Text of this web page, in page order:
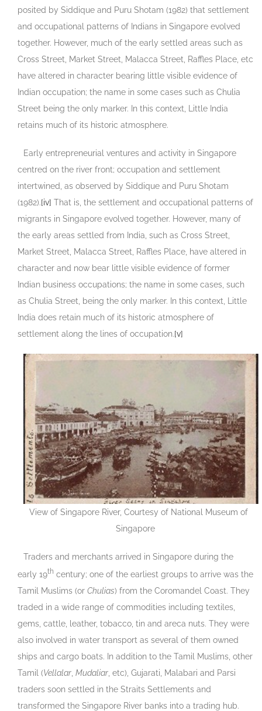
posited by Siddique and Puru Shotam (1982) that settlement
and occupational patterns of Indians in Singapore evolved
together. However, much of the early settled areas such as
Cross Street, Market Street, Malacca Street, Raffles Place, etc
have altered in character bearing little visible evidence of
Indian occupation; the name in some cases such as Chulia
Street being the only marker. In this context, Little India
retains much of its historic atmosphere.
Early entrepreneurial ventures and activity in Singapore
centred on the river front; occupation and settlement
intertwined, as observed by Siddique and Puru Shotam
(1982).[iv] That is, the settlement and occupational patterns of
migrants in Singapore evolved together. However, many of
the early areas settled from India, such as Cross Street,
Market Street, Malacca Street, Raffles Place, have altered in
character and now bear little visible evidence of former
Indian business occupations; the name in some cases, such
as Chulia Street, being the only marker. In this context, Little
India does retain much of its historic atmosphere of
settlement along the lines of occupation.[v]
View of Singapore River, Courtesy of National Museum of
Singapore
Traders and merchants arrived in Singapore during the
early 19th century; one of the earliest groups to arrive was the
Tamil Muslims (or Chulias) from the Coromandel Coast. They
traded in a wide range of commodities including textiles,
gems, cattle, leather, tobacco, tin and areca nuts. They were
also involved in water transport as several of them owned
ships and cargo boats. In addition to the Tamil Muslims, other
Tamil (Vellalar, Mudaliar, etc), Gujarati, Malabari and Parsi
traders soon settled in the Straits Settlements and
transformed the Singapore River banks into a trading hub.